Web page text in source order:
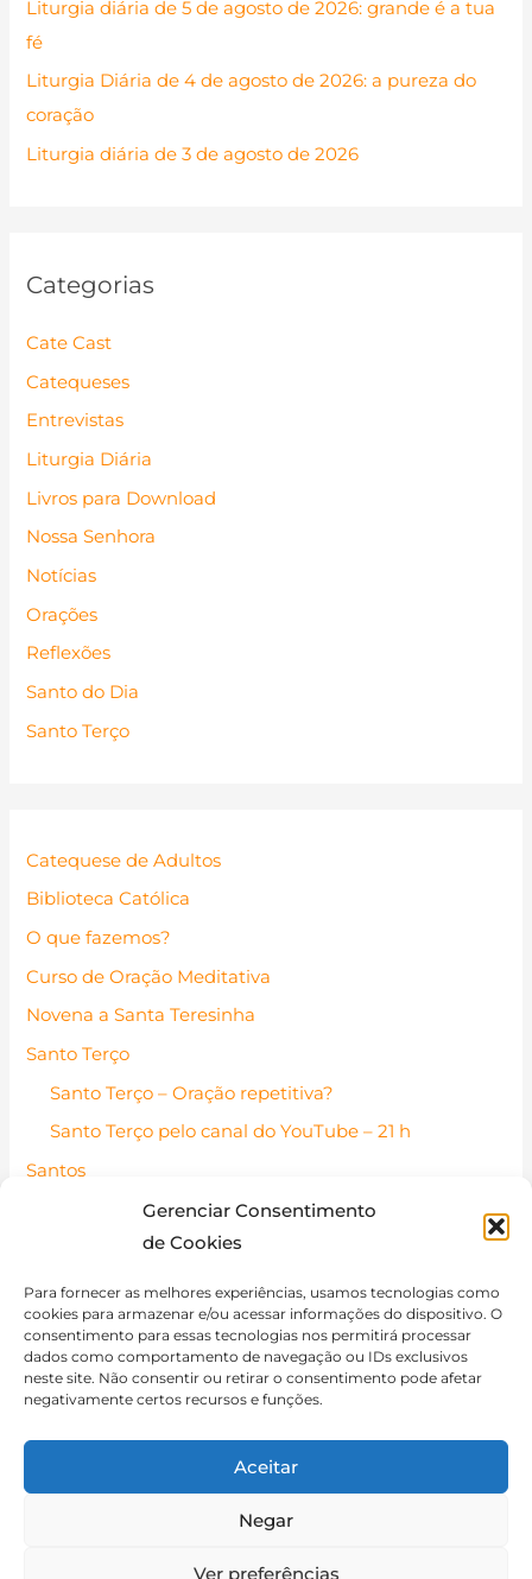
Gerenciar Consentimento
de Cookies
Para fornecer as melhores experiências, usamos tecnologias como
cookies para armazenar e/ou acessar informações do dispositivo. O
consentimento para essas tecnologias nos permitirá processar
dados como comportamento de navegação ou IDs exclusivos
neste site. Não consentir ou retirar o consentimento pode afetar
negativamente certos recursos e funções.
Aceitar
Negar
Ver preferências
o
r
:
Liturgia diária de 5 de agosto de 2026: grande é a tua
fé
Liturgia Diária de 4 de agosto de 2026: a pureza do
coração
Liturgia diária de 3 de agosto de 2026
Categorias
Cate Cast
Catequeses
Entrevistas
Liturgia Diária
Livros para Download
Nossa Senhora
Notícias
Orações
Reflexões
Santo do Dia
Santo Terço
Catequese de Adultos
Biblioteca Católica
O que fazemos?
Curso de Oração Meditativa
Novena a Santa Teresinha
Santo Terço
Santo Terço – Oração repetitiva?
Santo Terço pelo canal do YouTube – 21 h
Santos
Santos Católicos – Pessoas de fé
Santo do dia
Contato
Política de Cookies (BR)
Isenção de Responsabilidade
Copyright © 2026 Catequese de Adultos